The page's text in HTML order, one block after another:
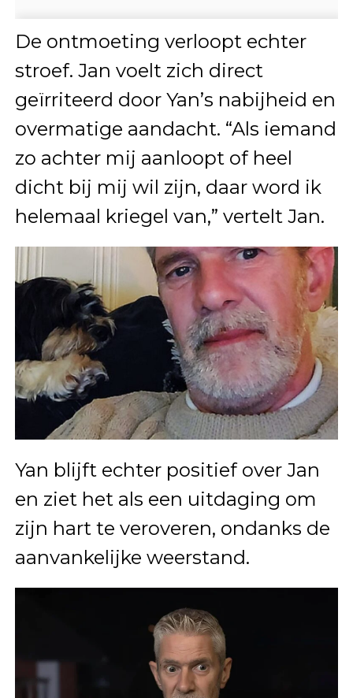
De ontmoeting verloopt echter
stroef. Jan voelt zich direct
geïrriteerd door Yan’s nabijheid en
overmatige aandacht. “Als iemand
zo achter mij aanloopt of heel
dicht bij mij wil zijn, daar word ik
helemaal kriegel van,” vertelt Jan.
Yan blijft echter positief over Jan
en ziet het als een uitdaging om
zijn hart te veroveren, ondanks de
aanvankelijke weerstand.